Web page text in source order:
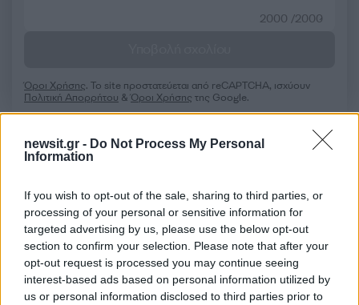
newsit.gr - Do Not Process My Personal
Information
If you wish to opt-out of the sale, sharing to third parties, or
processing of your personal or sensitive information for
targeted advertising by us, please use the below opt-out
section to confirm your selection. Please note that after your
opt-out request is processed you may continue seeing
interest-based ads based on personal information utilized by
us or personal information disclosed to third parties prior to
2000 /2000
Όροι Χρήσης. Το site προστατεύεται από reCAPTCHA, ισχύουν
Πολιτική Απορρήτου &Όροι Χρήσης της Google.
ΑΕΚ
ΜΑΡΚΟ ΝΙΚΟΛΙΤΣ
Ακολουθήστε το Νewsit.gr στοGoogle Newsκαι
ενημερωθείτε πρώτοι για όλη την ειδησεογραφία και τα
τελευταία νέατης ημέρας